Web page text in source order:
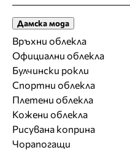
Дамска мода
Връхни облекла
Официални облекла
Булчински рокли
Спортни облекла
Плетени облекла
Кожени облекла
Рисувана коприна
Чорапогащи